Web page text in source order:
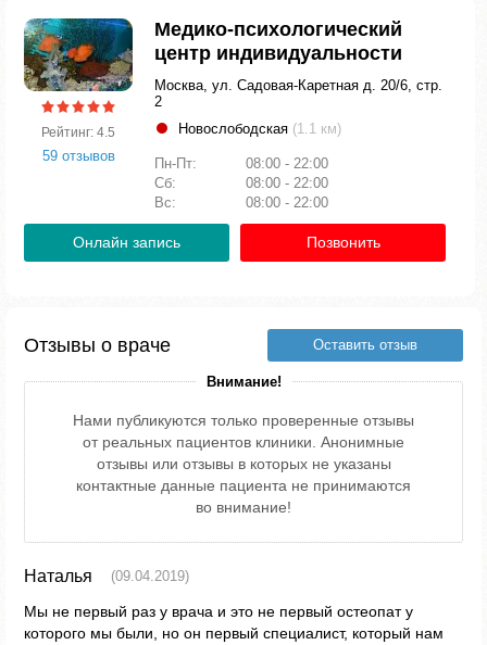
Рейтинг: 4.5
59 отзывов
Медико-психологический
центр индивидуальности
Москва, ул. Садовая-Каретная д. 20/6, стр.
2
Новослободская (1.1 км)
Пн-Пт:
08:00 - 22:00
Сб:
08:00 - 22:00
Вс:
08:00 - 22:00
Онлайн запись Позвонить
Отзывы о враче Оставить отзыв
Внимание!
Нами публикуются только проверенные отзывы
от реальных пациентов клиники. Анонимные
отзывы или отзывы в которых не указаны
контактные данные пациента не принимаются
во внимание!
Наталья (09.04.2019)
Мы не первый раз у врача и это не первый остеопат у
которого мы были, но он первый специалист, который нам